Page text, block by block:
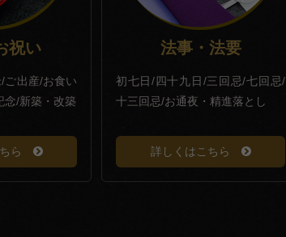
祝い
/ご出産/お食い
念/新築・改築
ら
法事・法要
初七日/四十九日/三回忌/七回忌/
十三回忌/お通夜・精進落とし
詳しくはこちら